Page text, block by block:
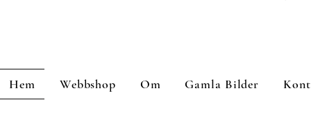
Hem Webbshop Om Gamla Bilder